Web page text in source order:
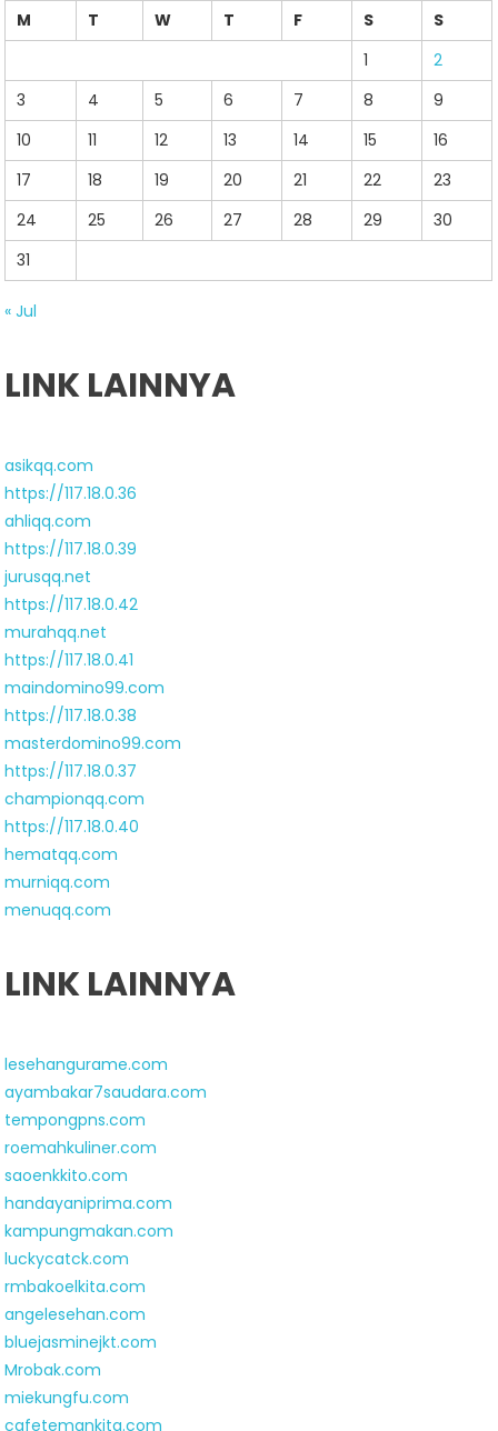
M
T W T F S
S
1
2
3
4 5 6 7 8
9
10
11 12 13 14 15
16
17
18 19 20 21 22
23
24
25 26 27 28 29
30
31
« Jul
LINK LAINNYA
asikqq.com
https://117.18.0.36
ahliqq.com
https://117.18.0.39
jurusqq.net
https://117.18.0.42
murahqq.net
https://117.18.0.41
maindomino99.com
https://117.18.0.38
masterdomino99.com
https://117.18.0.37
championqq.com
https://117.18.0.40
hematqq.com
murniqq.com
menuqq.com
LINK LAINNYA
lesehangurame.com
ayambakar7saudara.com
tempongpns.com
roemahkuliner.com
saoenkkito.com
handayaniprima.com
kampungmakan.com
luckycatck.com
rmbakoelkita.com
angelesehan.com
bluejasminejkt.com
Mrobak.com
miekungfu.com
cafetemankita.com